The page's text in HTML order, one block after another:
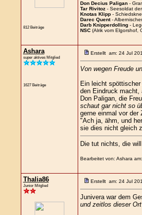
812 Beiträge
Don Decius Paligan-
Tar Rivitoz- Seesoldat der
Knotas Klipp-
Darec Quent-
Darb Knipperdolling-
NSC(Alrik vom Elgorshof,
Ashara
super aktives Mitglied
1627 Beiträge
Erstellt am: 24 Jul
Von wegen Freude
Ein leicht
den Eindruck macht,
Don Paligan, die
schaut gar nicht so
gerne einmal vor der
"Ach ja, ähm, und
sie dies nicht gleich
Die tut nichts, die
Bearbeitet von: Ashara
Thalia86
Junior Mitglied
Erstellt am: 24 Jul
Junivera war dem
und zeitlos dieser